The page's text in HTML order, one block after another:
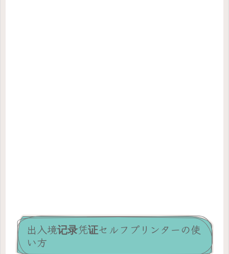
出入境记录凭证セルフプリンターの使
い方